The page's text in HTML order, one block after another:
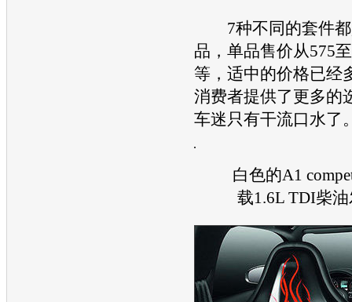
7种不同的套件都
品，单品售价从575
等，适中的价格已经
消费者提供了更多的
车迷只有干流口水了
白色的A1
载1.6L TDI柴